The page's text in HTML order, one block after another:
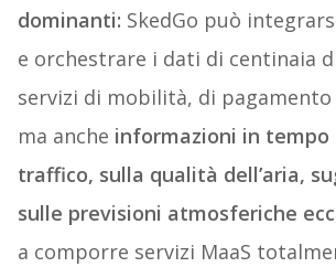
dominanti: SkedGo può
e orchestrare i dati di centinaia
servizi di mobilità, di pagamento
ma anche informazioni in tempo
traffico, sulla qualità dell’aria,
sulle previsioni atmosferiche ecc
a comporre servizi MaaS